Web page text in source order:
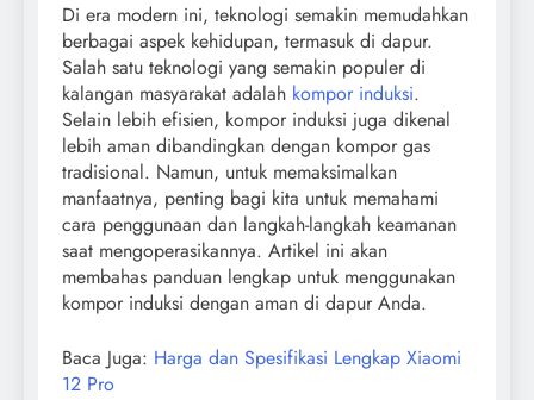
Di era modern ini, teknologi semakin memudahkan
berbagai aspek kehidupan, termasuk di dapur.
Salah satu teknologi yang semakin populer di
kalangan masyarakat adalah kompor induksi.
Selain lebih efisien, kompor induksi juga dikenal
lebih aman dibandingkan dengan kompor gas
tradisional. Namun, untuk memaksimalkan
manfaatnya, penting bagi kita untuk memahami
cara penggunaan dan langkah-langkah keamanan
saat mengoperasikannya. Artikel ini akan
membahas panduan lengkap untuk menggunakan
kompor induksi dengan aman di dapur Anda.
Baca Juga: Harga dan Spesifikasi Lengkap Xiaomi
12 Pro